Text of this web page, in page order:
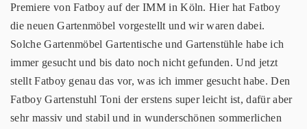
Premiere von Fatboy auf der IMM in Köln. Hier hat Fatboy
die neuen Gartenmöbel vorgestellt und wir waren dabei.
Solche Gartenmöbel Gartentische und Gartenstühle habe ich
immer gesucht und bis dato noch nicht gefunden. Und jetzt
stellt Fatboy genau das vor, was ich immer gesucht habe. Den
Fatboy Gartenstuhl Toni der erstens super leicht ist, dafür aber
sehr massiv und stabil und in wunderschönen sommerlichen